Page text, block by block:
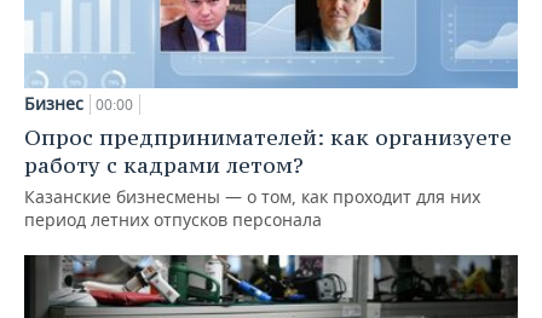
Бизнес 00:00
Опрос предпринимателей: как организуете
работу с кадрами летом?
Казанские бизнесмены — о том, как проходит для них
период летних отпусков персонала